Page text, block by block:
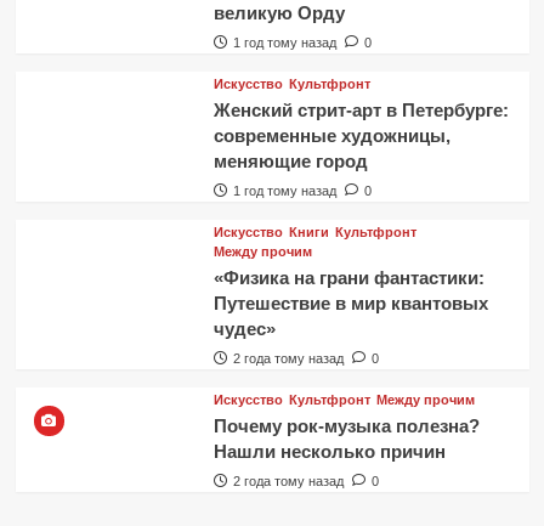
великую Орду
1 год тому назад 0
Искусство Культфронт
Женский стрит-арт в Петербурге:
современные художницы,
меняющие город
1 год тому назад 0
Искусство Книги Культфронт
Между прочим
«Физика на грани фантастики:
Путешествие в мир квантовых
чудес»
2 года тому назад 0
Искусство Культфронт Между прочим
Почему рок-музыка полезна?
Нашли несколько причин
2 года тому назад 0